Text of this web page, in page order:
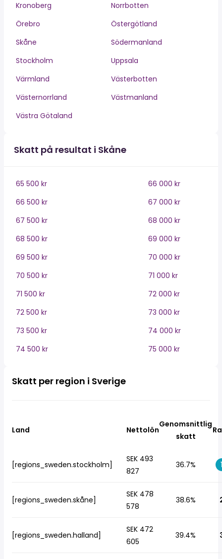
Kronoberg
Norrbotten
Örebro
Östergötland
Skåne
Södermanland
Stockholm
Uppsala
Värmland
Västerbotten
Västernorrland
Västmanland
Västra Götaland
Skatt på resultat i Skåne
65 500 kr
66 000 kr
66 500 kr
67 000 kr
67 500 kr
68 000 kr
68 500 kr
69 000 kr
69 500 kr
70 000 kr
70 500 kr
71 000 kr
71 500 kr
72 000 kr
72 500 kr
73 000 kr
73 500 kr
74 000 kr
74 500 kr
75 000 kr
Skatt per region i Sverige
Land Nettolön
Genomsnittlig
skatt
[regions_sweden.stockholm]
SEK 493
827
36.7%
[regions_sweden.skåne]
SEK 478
578
38.6%
[regions_sweden.halland]
SEK 472
605
39.4%